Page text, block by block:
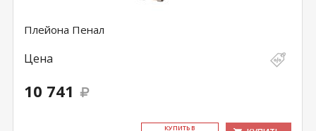
Плейона Пенал
Цена
10 741
КУ­ПИТЬ В